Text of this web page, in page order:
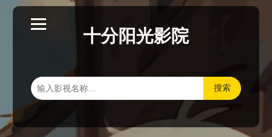
十分阳光影院
搜索